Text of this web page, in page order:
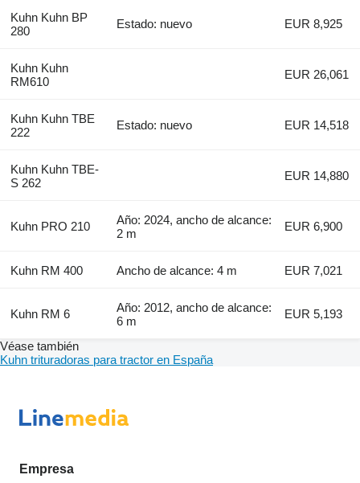
Kuhn Kuhn BP
280
Estado: nuevo EUR 8,925
Kuhn Kuhn
RM610
EUR 26,061
Kuhn Kuhn TBE
222
Estado: nuevo EUR 14,518
Kuhn Kuhn TBE-
S 262
EUR 14,880
Kuhn PRO 210
Año: 2024, ancho de alcance:
2 m
EUR 6,900
Kuhn RM 400 Ancho de alcance: 4 m EUR 7,021
Kuhn RM 6
Año: 2012, ancho de alcance:
6 m
EUR 5,193
Véase también
Kuhn trituradoras para tractor en España
Empresa